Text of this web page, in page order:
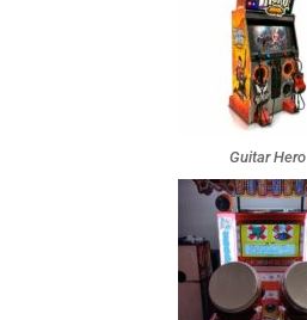
Guitar Hero